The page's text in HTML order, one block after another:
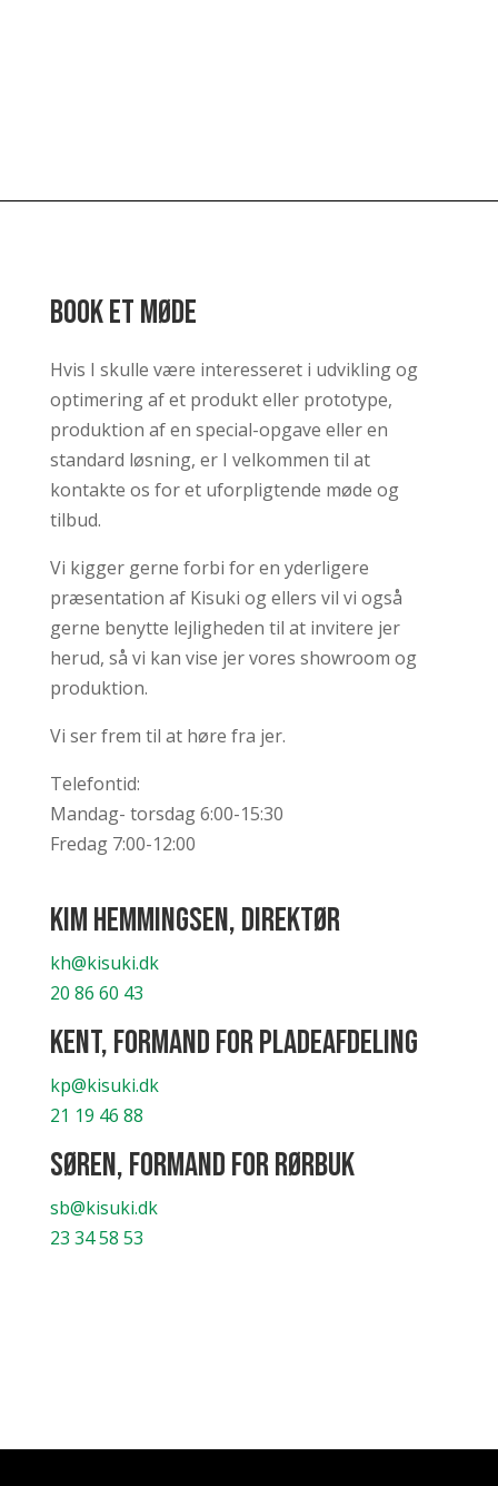
Book et møde
Hvis I skulle være interesseret i udvikling og
optimering af et produkt eller prototype,
produktion af en special-opgave eller en
standard løsning, er I velkommen til at
kontakte os for et uforpligtende møde og
tilbud.
Vi kigger gerne forbi for en yderligere
præsentation af Kisuki og ellers vil vi også
gerne benytte lejligheden til at invitere jer
herud, så vi kan vise jer vores showroom og
produktion.
Vi ser frem til at høre fra jer.
Telefontid:
Mandag- torsdag 6:00-15:30
Fredag 7:00-12:00
Kim Hemmingsen, Direktør
kh@kisuki.dk
20 86 60 43
Kent, Formand for Pladeafdeling
kp@kisuki.dk
21 19 46 88
Søren, Formand for Rørbuk
sb@kisuki.dk
23 34 58 53